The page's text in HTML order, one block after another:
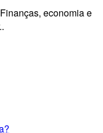
economia e